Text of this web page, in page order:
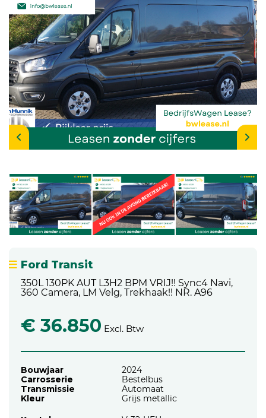
Ford Transit
350L 130PK AUT L3H2 BPM VRIJ!! Sync4 Navi,
360 Camera, LM Velg, Trekhaak!! NR. A96
€ 36.850 Excl. Btw
Bouwjaar
2024
Carrosserie
Bestelbus
Transmissie
Automaat
Kleur
Grijs metallic